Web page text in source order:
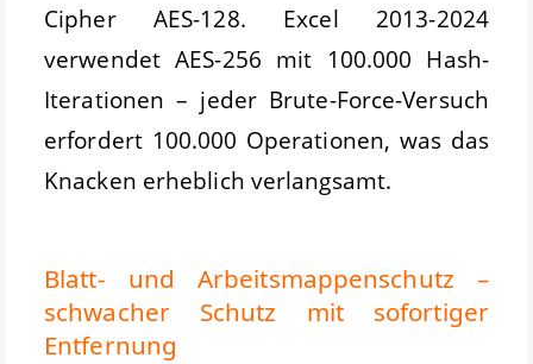
Cipher AES-128. Excel 2013-2024
verwendet AES-256 mit 100.000 Hash-
Iterationen – jeder Brute-Force-Versuch
erfordert 100.000 Operationen, was das
Knacken erheblich verlangsamt.
Blatt- und Arbeitsmappenschutz –
schwacher Schutz mit sofortiger
Entfernung